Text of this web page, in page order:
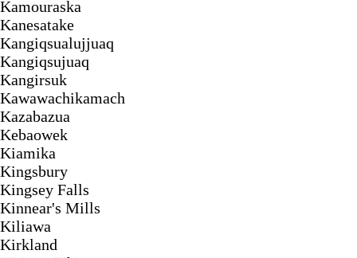
Kamouraska
Kanesatake
Kangiqsualujjuaq
Kangiqsujuaq
Kangirsuk
Kawawachikamach
Kazabazua
Kebaowek
Kiamika
Kingsbury
Kingsey Falls
Kinnear's Mills
Kiliawa
Kirkland